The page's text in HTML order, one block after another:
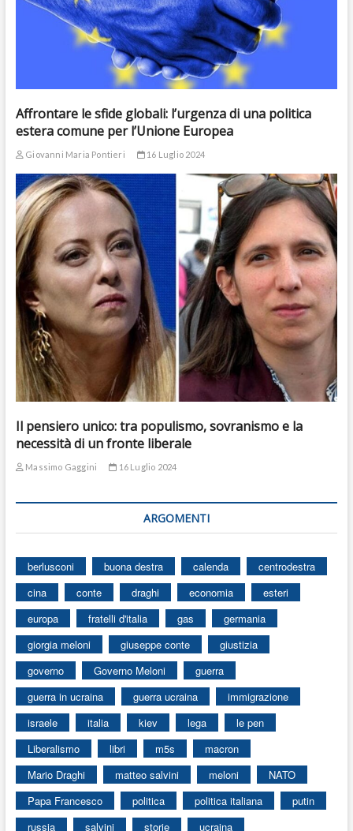
Affrontare le sfide globali: l’urgenza di una politica
estera comune per l’Unione Europea
Giovanni Maria Pontieri 16 Luglio 2024
Il pensiero unico: tra populismo, sovranismo e la
necessità di un fronte liberale
Massimo Gaggini 16 Luglio 2024
ARGOMENTI
berlusconi buona destra calenda
centrodestra
cina
conte draghi economia
esteri
europa
fratelli d'italia gas
germania
giorgia meloni
giuseppe conte
giustizia
governo
Governo Meloni
guerra
guerra in ucraina
guerra ucraina
immigrazione
israele
italia kiev lega
le pen
Liberalismo
libri m5s
macron
Mario Draghi
matteo salvini meloni
NATO
Papa Francesco
politica politica italiana
putin
russia
salvini storie
ucraina